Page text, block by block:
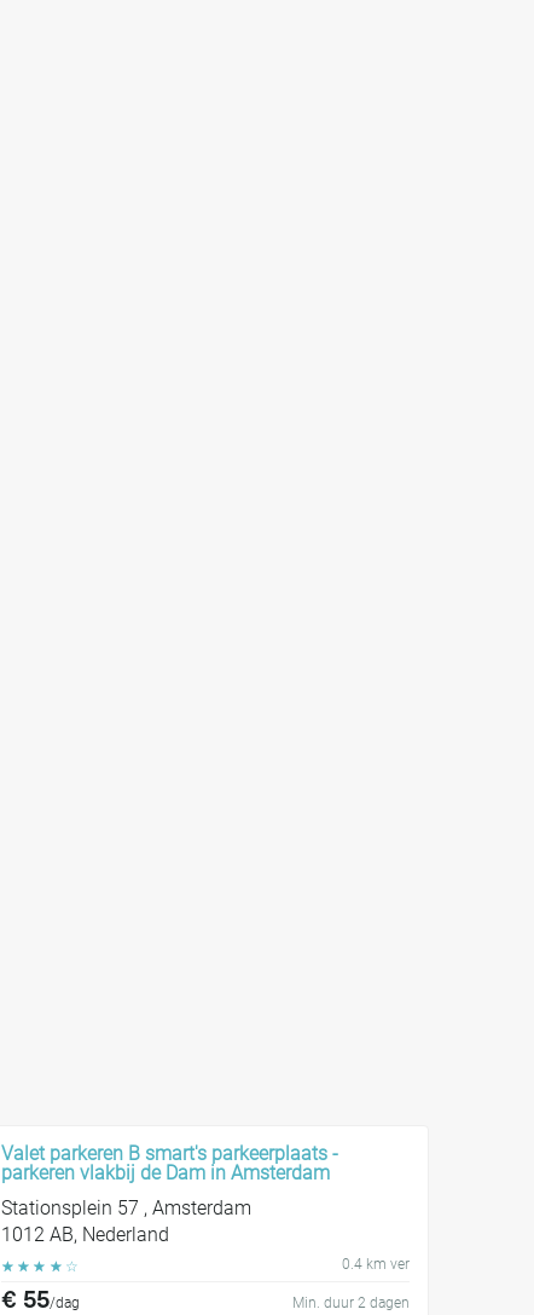
Valet parkeren B smart's parkeerplaats -
parkeren vlakbij de Dam in Amsterdam
Stationsplein 57 , Amsterdam
1012 AB, Nederland
☆ ☆ ☆ ☆ ☆ 0.4 km ver
€ 55/dag Min. duur 2 dagen